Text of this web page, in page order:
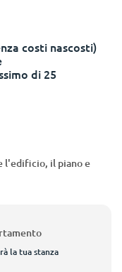
costi nascosti)
di 25
l'edificio, il piano e
la tua stanza